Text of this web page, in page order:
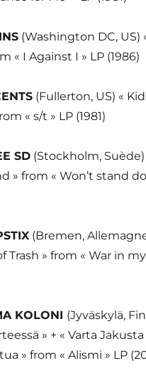
(Washington DC, US)
« I Against I » LP (1986)
(Fullerton, US) «
« s/t » LP (1981)
SD (Stockholm, Suède)
» from « Won’t stand
(Bremen,
Trash » from « War in
KOLONI (Jyväskylä,
» + « Varta Jakusta
» from « Alismi » LP